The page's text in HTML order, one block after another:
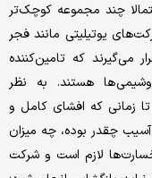
چند مجموعه کوچک‌تر
یوتیلیتی مانند فجر
می‌گیرند که تامین‌کننده
هستند. به نظر
زمانی که افشای کامل و
چقدر بوده، چه میزان
لازم است و شرکت